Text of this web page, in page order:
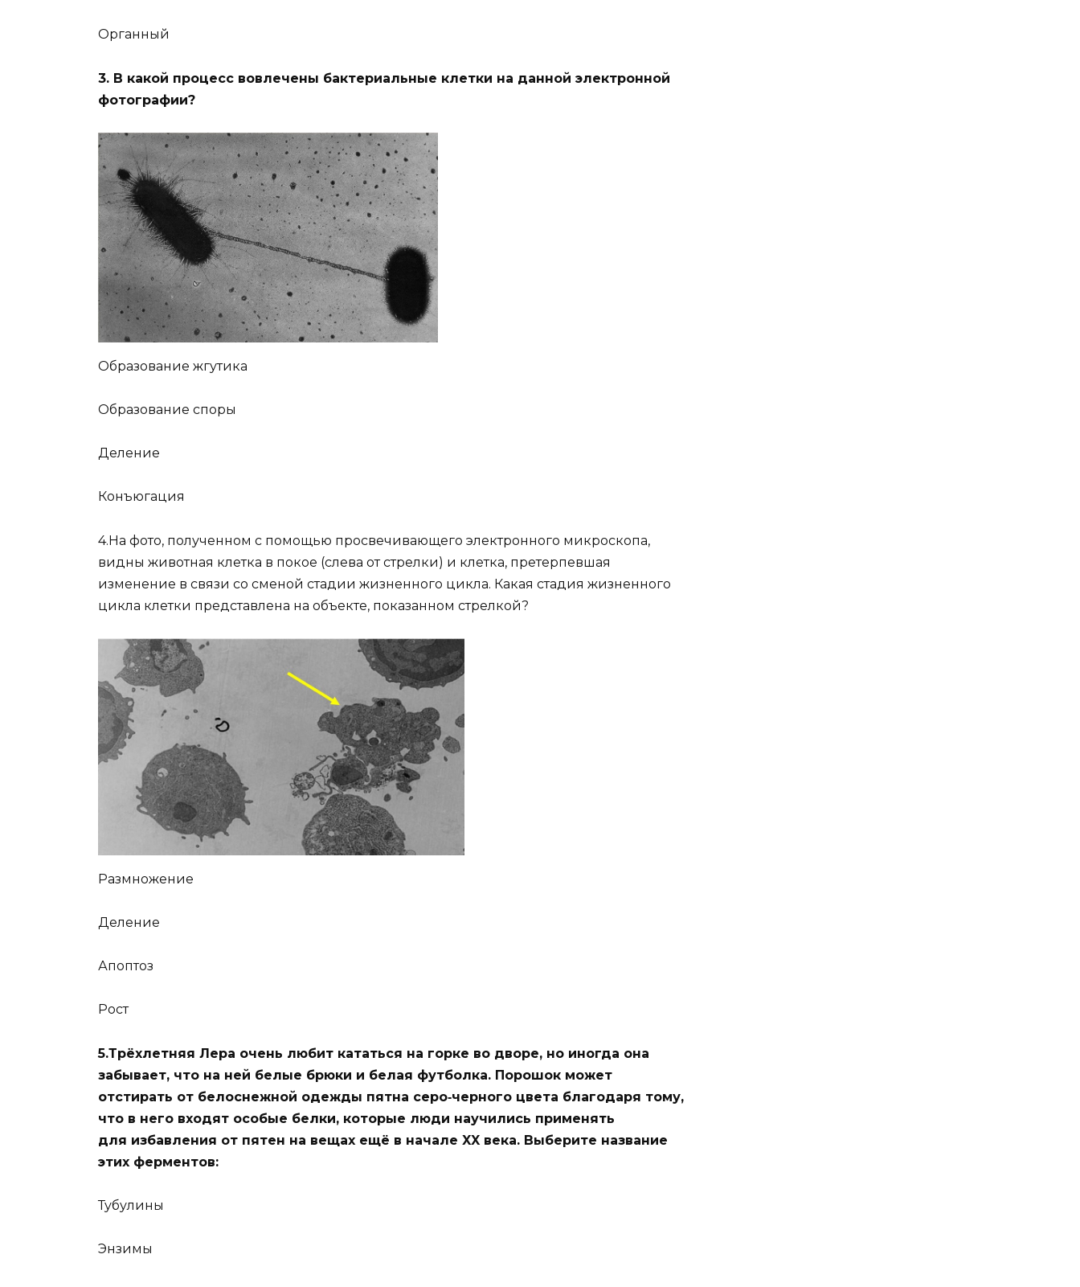
Органный
3. В какой процесс вовлечены бактериальные клетки на данной электронной
фотографии?
Образование жгутика
Образование споры
Деление
Конъюгация
4.На фото, полученном с помощью просвечивающего электронного микроскопа,
видны животная клетка в покое (слева от стрелки) и клетка, претерпевшая
изменение в связи со сменой стадии жизненного цикла. Какая стадия жизненного
цикла клетки представлена на объекте, показанном стрелкой?
Размножение
Деление
Апоптоз
Рост
5.Трёхлетняя Лера очень любит кататься на горке во дворе, но иногда она
забывает, что на ней белые брюки и белая футболка. Порошок может
отстирать от белоснежной одежды пятна серо‑черного цвета благодаря тому,
что в него входят особые белки, которые люди научились применять
для избавления от пятен на вещах ещё в начале XX века. Выберите название
этих ферментов:
Тубулины
Энзимы